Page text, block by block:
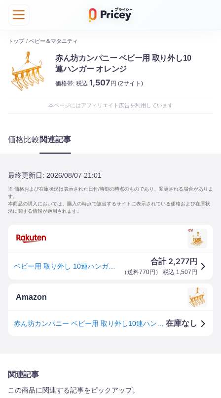
トップ / ベビー＆マタニティ
赤ん坊カンパニー ベビー用 取り外し10
連ハンガー オレンジ
価格帯: 税込 1,507円 (2サイト)
本ページにはアフィリエイト広告を利用しています
価格比較関連記事
最終更新日: 2026/08/07 21:01
※ 価格および在庫状況は表示された日付/時刻の時点のものであり、変更される場合がありま
す。
本商品の購入においては、購入の時点で該当するサイトに表示されている価格および在庫状
況に関する情報が適用されます。
ベビー用 取り外し 10連ハンガー オレンジ(1個)【赤ん坊カンパニー】[収納グッズ]
合計 2,277円
（送料770円 ） 税込 1,507 円
Amazon
在庫なし
関連記事
この商品に関連する記事をピックアップ。